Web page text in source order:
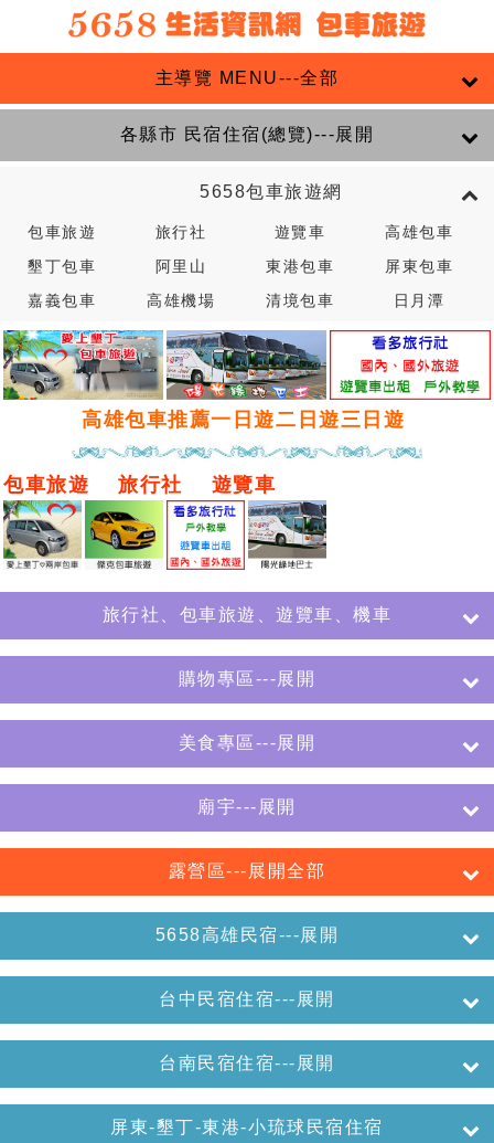
主導覽 MENU---全部
各縣市 民宿住宿(總覽)---展開
5658包車旅遊網
包車旅遊 旅行社 遊覽車 高雄包車
墾丁包車 阿里山 東港包車 屏東包車
嘉義包車 高雄機場 清境包車 日月潭
高雄包車推薦一日遊二日遊三日遊
包車旅遊 旅行社 遊覽車
旅行社、包車旅遊、遊覽車、機車
購物專區---展開
美食專區---展開
廟宇---展開
露營區---展開全部
5658高雄民宿---展開
台中民宿住宿---展開
台南民宿住宿---展開
屏東-墾丁-東港-小琉球民宿住宿